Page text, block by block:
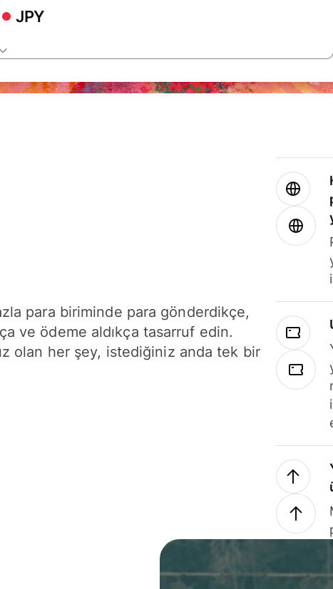
JPY
para biriminde para gönderdikçe,
ve ödeme aldıkça tasarruf edin.
olan her şey, istediğiniz anda tek bir